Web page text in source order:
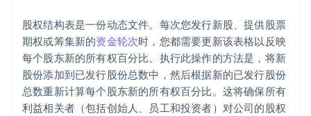
股权结构表是一份动态文件。每次您发行新股、提供股票
期权或筹集新的资金轮次时，您都需要更新该表格以反映
每个股东新的所有权百分比。执行此操作的方法是，将新
股份添加到已发行股份总数中，然后根据新的已发行股份
总数重新计算每个股东新的所有权百分比。这将确保所有
利益相关者（包括创始人、员工和投资者）对公司的股权